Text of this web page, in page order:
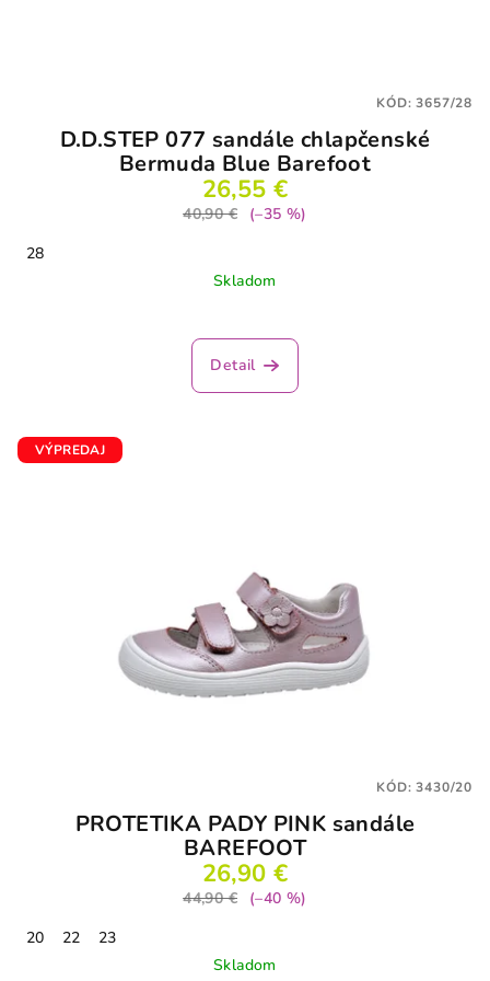
D.D.STEP 077 sandále chlapčenské
Bermuda Blue Barefoot
26,55 €
40,90 €
(–35 %)
28
Skladom
Detail
KÓD:3657/28
VÝPREDAJ
PROTETIKA PADY PINK sandále
BAREFOOT
26,90 €
44,90 €
(–40 %)
20
22
23
Skladom
KÓD:3430/20